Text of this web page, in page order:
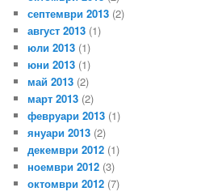
септември 2013 (2)
август 2013 (1)
юли 2013 (1)
юни 2013 (1)
май 2013 (2)
март 2013 (2)
февруари 2013 (1)
януари 2013 (2)
декември 2012 (1)
ноември 2012 (3)
октомври 2012 (7)